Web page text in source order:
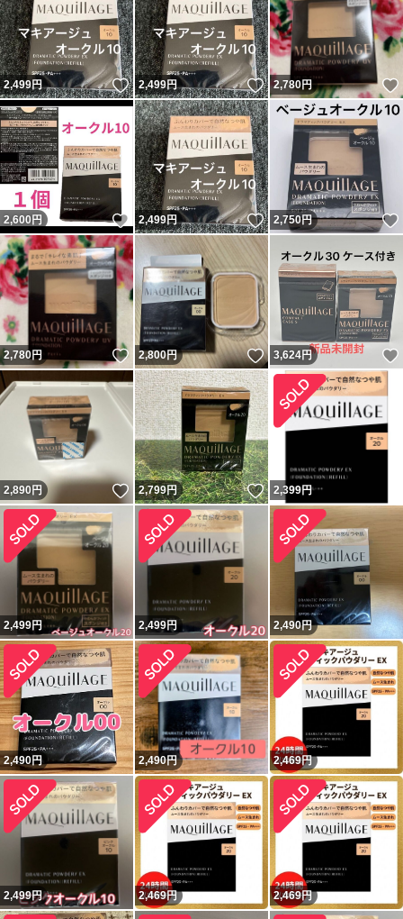
2,499円 いいね！
2,499円 いいね！
2,780円
2,600 円 いいね！
2,499円 いいね！
2,750円
2,780円 いいね！
2,800円 いいね！
3,624円
2,890円 いいね！
2,799円 いいね！
2,399円
2,499円 2,499円 2,490円
2,490円 2,490円 2,469円
2,499円 2,469円 2,469円